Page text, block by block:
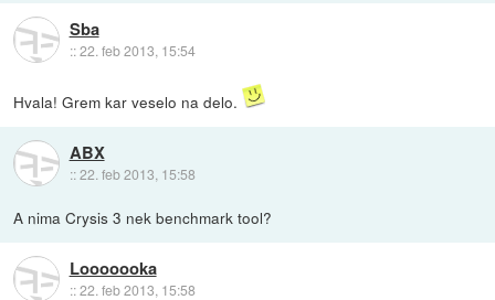
Sba
::22. feb 2013, 15:54
Hvala! Grem kar veselo na delo.
ABX
::22. feb 2013, 15:58
A nima Crysis 3 nek benchmark tool?
Looooooka
::22. feb 2013, 15:58